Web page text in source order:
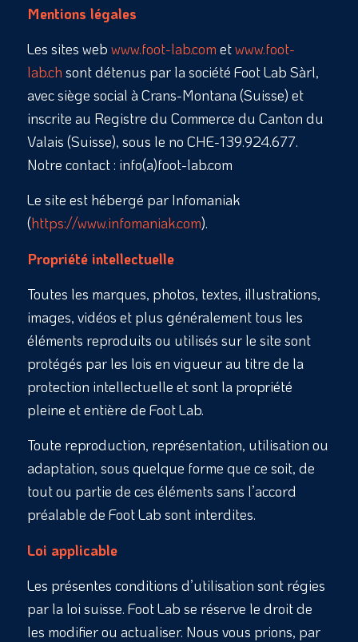
Mentions légales
Les sites web www.foot-lab.com etwww.foot-
lab.ch sont détenus par la société Foot Lab Sàrl,
avec siège social à Crans-Montana (Suisse) et
inscrite au Registre du Commerce du Canton du
Valais (Suisse), sous le no CHE-139.924.677.
Notre contact : info(a)foot-lab.com
Le site est hébergé par Infomaniak
(https://www.infomaniak.com).
Propriété intellectuelle
Toutes les marques, photos, textes, illustrations,
images, vidéos et plus généralement tous les
éléments reproduits ou utilisés sur le site sont
protégés par les lois en vigueur au titre de la
protection intellectuelle et sont la propriété
pleine et entière de Foot Lab.
Toute reproduction, représentation, utilisation ou
adaptation, sous quelque forme que ce soit, de
tout ou partie de ces éléments sans l’accord
préalable de Foot Lab sont interdites.
Loi applicable
Les présentes conditions d’utilisation sont régies
par la loi suisse. Foot Lab se réserve le droit de
les modifier ou actualiser. Nous vous prions, par